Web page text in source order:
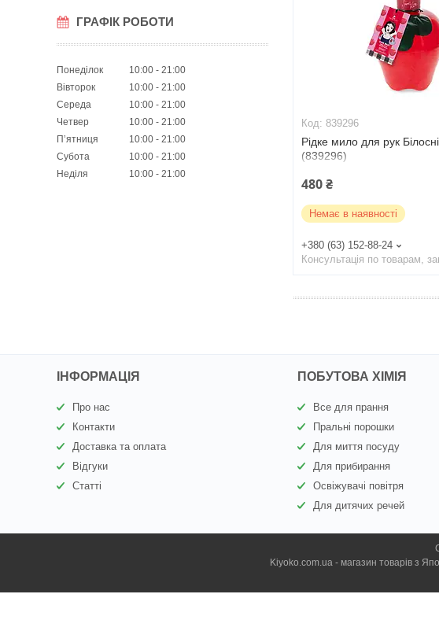
ГРАФІК РОБОТИ
Понеділок 10:00
21:00
Вівторок
10:00
21:00
Середа
10:00
21:00
Четвер
10:00
21:00
Пʼятниця
10:00
21:00
Субота
10:00
21:00
Неділя
10:00 21:00
839296
Рідке мило для рук
(839296)
480 ₴
Немає в наявності
+380 (63) 152-88-24
Консультація по товарам,
ІНФОРМАЦІЯ
Про нас
Контакти
Доставка та оплата
Відгуки
Статті
ПОБУТОВА ХІМІЯ
Все для прання
Пральні порошки
Для миття посуду
Для прибирання
Освіжувачі повітря
Для дитячих речей